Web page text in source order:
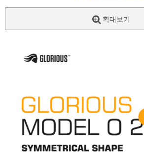
확대보기